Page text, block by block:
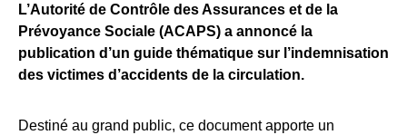
L’Autorité de Contrôle des Assurances et de la
Prévoyance Sociale (ACAPS) a annoncé la
publication d’un guide thématique sur l’indemnisation
des victimes d’accidents de la circulation.
Destiné au grand public, ce document apporte un